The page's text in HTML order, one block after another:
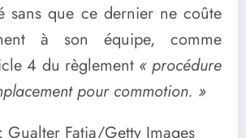
sans que ce dernier ne coûte
à son équipe, comme
4 du règlement « procédure
pour commotion. »
Fatia/Getty Images